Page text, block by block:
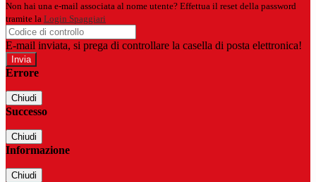
Non hai una e-mail associata al nome utente? Effettua il reset della password
tramite la Login Spaggiari
E-mail inviata, si prega di controllare la casella di posta elettronica!
Errore
Chiudi
Successo
Chiudi
Informazione
Chiudi